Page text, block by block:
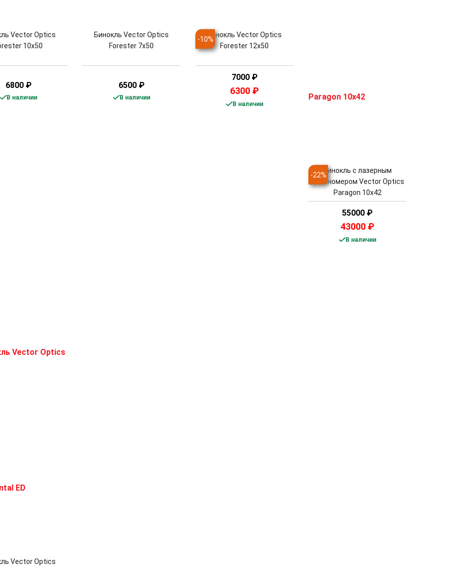
Vector Optics
10x50
6800 ₽
В наличии
Бинокль Vector Optics
Forester 7x50
6500 ₽
В наличии
-10%
Бинокль Vector Optics
Forester 12x50
7000 ₽
6300 ₽
В наличии
-22%
Бинокль с лазерным
дальномером Vector Optics
Paragon 10x42
55000 ₽
43000 ₽
В наличии
Vector Optics